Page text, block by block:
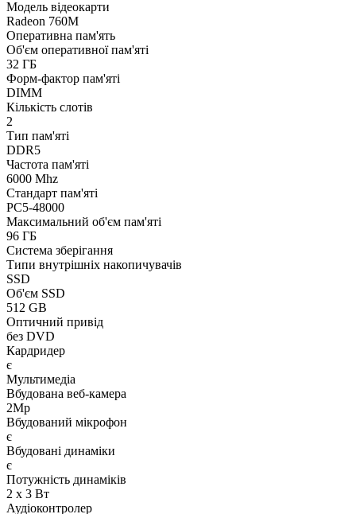
Модель відеокарти
Radeon 760M
Оперативна пам'ять
Об'єм оперативної пам'яті
32 ГБ
Форм-фактор пам'яті
DIMM
Кількість слотів
2
Тип пам'яті
DDR5
Частота пам'яті
6000 Mhz
Стандарт пам'яті
PC5-48000
Максимальний об'єм пам'яті
96 ГБ
Система зберігання
Типи внутрішніх накопичувачів
SSD
Об'єм SSD
512 GB
Оптичний привід
без DVD
Кардридер
є
Мультимедіа
Вбудована веб-камера
2Mp
Вбудований мікрофон
є
Вбудовані динаміки
є
Потужність динаміків
2 x 3 Вт
Аудіоконтролер